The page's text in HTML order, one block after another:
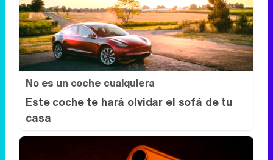
No es un coche cualquiera
Este coche te hará olvidar el sofá de tu
casa